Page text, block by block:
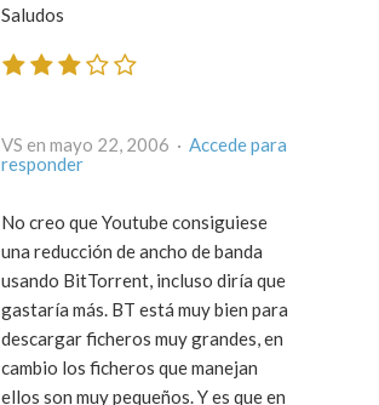
Saludos
VS en mayo 22, 2006 · Accede para
responder
No creo que Youtube consiguiese
una reducción de ancho de banda
usando BitTorrent, incluso diría que
gastaría más. BT está muy bien para
descargar ficheros muy grandes, en
cambio los ficheros que manejan
ellos son muy pequeños. Y es que en